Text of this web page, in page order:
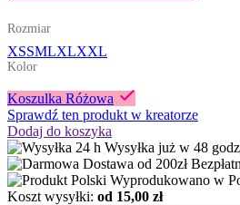
Rozmiar
XSSMLXLXXL
Kolor
Koszulka Różowa
Sprawdź ten produkt w kreatorze
Dodaj do koszyka
Wysyłka już w 48
Wyprodukowano w
Koszt wysyłki: od 15,00 zł